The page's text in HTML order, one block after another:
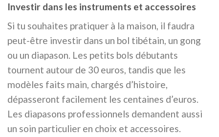
Investir dans les instruments et accessoires
Si tu souhaites pratiquer à la maison, il faudra
peut-être investir dans un bol tibétain, un gong
ou un diapason. Les petits bols débutants
tournent autour de 30 euros, tandis que les
modèles faits main, chargés d’histoire,
dépasseront facilement les centaines d’euros.
Les diapasons professionnels demandent aussi
un soin particulier en choix et accessoires.